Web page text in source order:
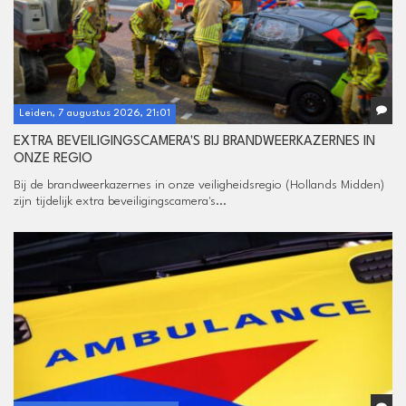
Leiden, 7 augustus 2026, 21:01
EXTRA BEVEILIGINGSCAMERA'S BIJ BRANDWEERKAZERNES IN
ONZE REGIO
Bij de brandweerkazernes in onze veiligheidsregio (Hollands Midden)
zijn tijdelijk extra beveiligingscamera's...